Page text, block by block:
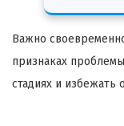
Важно
признаках
стадиях и избежать